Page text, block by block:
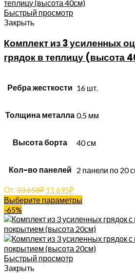
Быстрый просмотр
Закрыть
Комплект из 3 усиленных
грядок в теплицу (высота
Ребра жесткости 16 шт.
Толщина металла 0.5 мм
Высота борта 40 см
Кол-во панелей 2 панели по 20
От: 33 658₽ 11 695₽
Выберите параметры
-65%
Быстрый просмотр
Закрыть